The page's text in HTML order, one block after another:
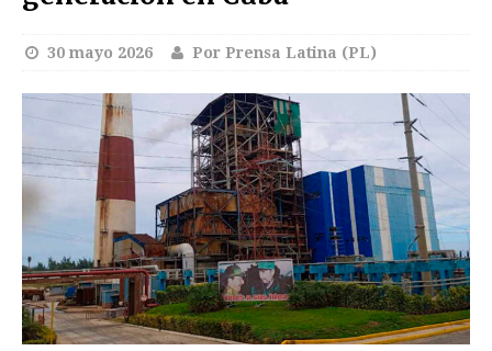
30 mayo 2026 Por Prensa Latina (PL)